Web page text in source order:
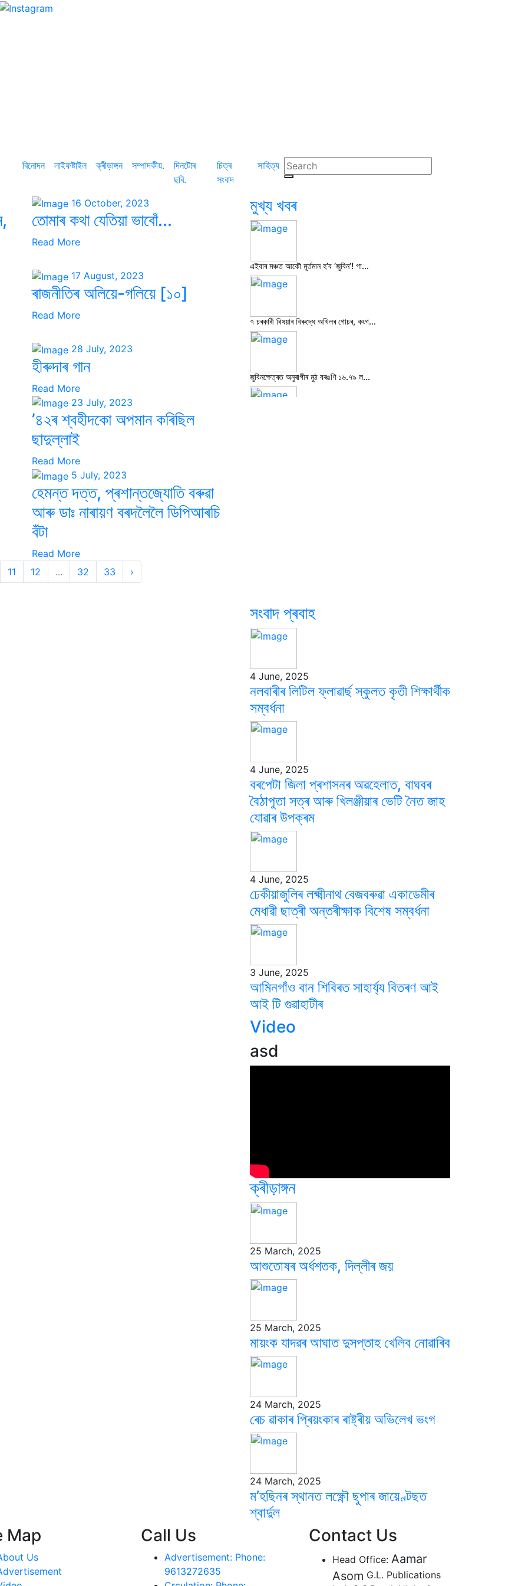
বিনোদন লাইফষ্টাইল ক্ৰীড়াঙ্গন সম্পাদকীয়.
দিনটোৰ
ছবি.
চিত্ৰ
সংবাদ
সাহিত্য
16 October, 2023
তোমাৰ কথা যেতিয়া ভাবোঁ...
Read More
17 August, 2023
ৰাজনীতিৰ অলিয়ে-গলিয়ে [১০]
Read More
28 July, 2023
হীৰুদাৰ গান
Read More
23 July, 2023
’৪২ৰ শ্বহীদকো অপমান কৰিছিল
ছাদুল্লাই
Read More
5 July, 2023
হেমন্ত দত্ত, প্ৰশান্তজ্যোতি বৰুৱা
আৰু ডাঃ নাৰায়ণ বৰদলৈলৈ ডিপিআৰচি
বঁটা
Read More
11 12 ... 32 33 ›
মুখ্য খবৰ
এইবাৰ মঞ্চত আকৌ মূৰ্তমান হ’ব ‘জুবিন’! গা...
৭ চৰকাৰী বিষয়াৰ বিৰুদ্ধে অখিলৰ গোচৰ, কংগ...
জুবিনক্ষেত্ৰত অনুৰাগীৰ মুঠ বৰঙণি ১৬.৭৯ ল...
সংবাদ প্ৰবাহ
4 June, 2025
নলবাৰীৰ লিটিল ফ্লাৱাৰ্ছ স্কুলত কৃতী শিক্ষাৰ্থীক
সম্বৰ্ধনা
4 June, 2025
বৰপেটা জিলা প্ৰশাসনৰ অৱহেলাত, বাঘবৰ
বৈঠাপুতা সত্ৰ আৰু খিলঞ্জীয়াৰ ভেটি নৈত জাহ
যোৱাৰ উপক্ৰম
4 June, 2025
ঢেকীয়াজুলিৰ লক্ষ্মীনাথ বেজবৰুৱা একাডেমীৰ
মেধাৱী ছাত্ৰী অন্তৰীক্ষাক বিশেষ সম্বৰ্ধনা
3 June, 2025
আমিনগাঁও বান শিবিৰত সাহাৰ্য্য বিতৰণ আই
আই টি গুৱাহাটীৰ
Video
asd
ক্ৰীড়াঙ্গন
25 March, 2025
আশুতোষৰ অৰ্ধশতক, দিল্লীৰ জয়
25 March, 2025
মায়ংক যাদৱৰ আঘাত দুসপ্তাহ খেলিব নোৱাৰিব
24 March, 2025
ৰেচ ৱাকাৰ প্ৰিয়ংকাৰ ৰাষ্ট্ৰীয় অভিলেখ ভংগ
24 March, 2025
ম’হছিনৰ স্থানত লক্ষ্ণৌ ছুপাৰ জায়েণ্টছত
শ্বাৰ্দুল
Map
Us
Call Us
Advertisement: Phone:
9613272635
Contact Us
Head Office: Aamar
Asom G.L. Publications